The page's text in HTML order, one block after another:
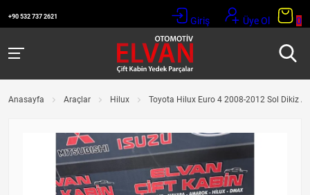
+90 532 737 2621 Giriş Üye Ol 0
Anasayfa Araçlar Hilux Toyota Hilux Euro 4 2008-2012 Sol Dikiz